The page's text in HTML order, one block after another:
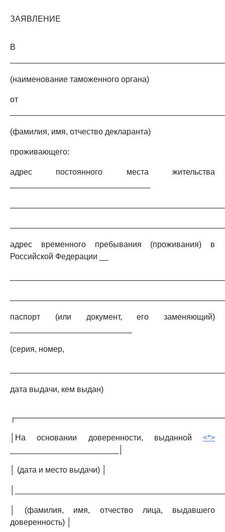
ЗАЯВЛЕНИЕ
В
(наименование таможенного органа)
от
(фамилия, имя, отчество декларанта)
проживающего:
адрес постоянного места жительства
адрес временного пребывания (проживания) в
Российской Федерации __
паспорт (или документ, его заменяющий)
(серия, номер,
дата выдачи, кем выдан)
│На основании доверенности, выданной <*>
│ (дата и место выдачи) │
│ (фамилия, имя, отчество лица, выдавшего
доверенность) │